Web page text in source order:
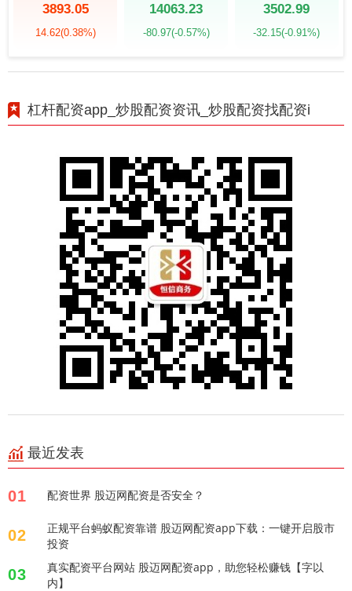
3893.05
14.62(0.38%)
14063.23
-80.97(-0.57%)
3502.99
-32.15(-0.91%)
杠杆配资app_炒股配资资讯_炒股配资找配资i
最近发表
01 配资世界 股迈网配资是否安全？
02
正规平台蚂蚁配资靠谱 股迈网配资app下载：一键开启股市
投资
03
真实配资平台网站 股迈网配资app，助您轻松赚钱【字以
内】